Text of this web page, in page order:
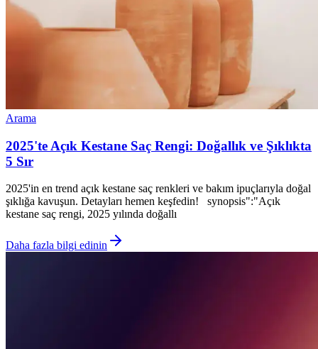
Arama
2025'te Açık Kestane Saç Rengi: Doğallık ve Şıklıkta
5 Sır
2025'in en trend açık kestane saç renkleri ve bakım ipuçlarıyla doğal
şıklığa kavuşun. Detayları hemen keşfedin! synopsis":"Açık
kestane saç rengi, 2025 yılında doğallı
Daha fazla bilgi edinin